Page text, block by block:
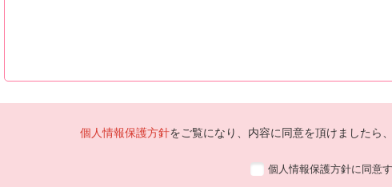
個人情報保護方針をご覧になり、内容に同意を頂けましたら
個人情報保護方針に同意